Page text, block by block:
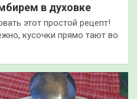
в духовке
этот простой рецепт!
кусочки прямо тают во